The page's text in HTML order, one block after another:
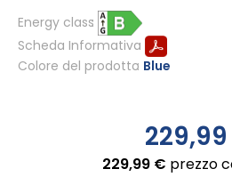
229,99 € prezzo
Colore del prodotto Blue
Energy class
Scheda Informativa